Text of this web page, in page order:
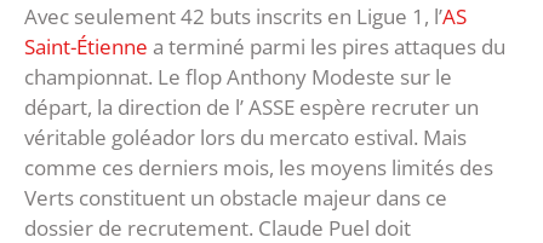
Avec seulement 42 buts inscrits en Ligue 1, l’AS
Saint-Étienne a terminé parmi les pires attaques du
championnat. Le flop Anthony Modeste sur le
départ, la direction de l’ ASSE espère recruter un
véritable goléador lors du mercato estival. Mais
comme ces derniers mois, les moyens limités des
Verts constituent un obstacle majeur dans ce
dossier de recrutement. Claude Puel doit